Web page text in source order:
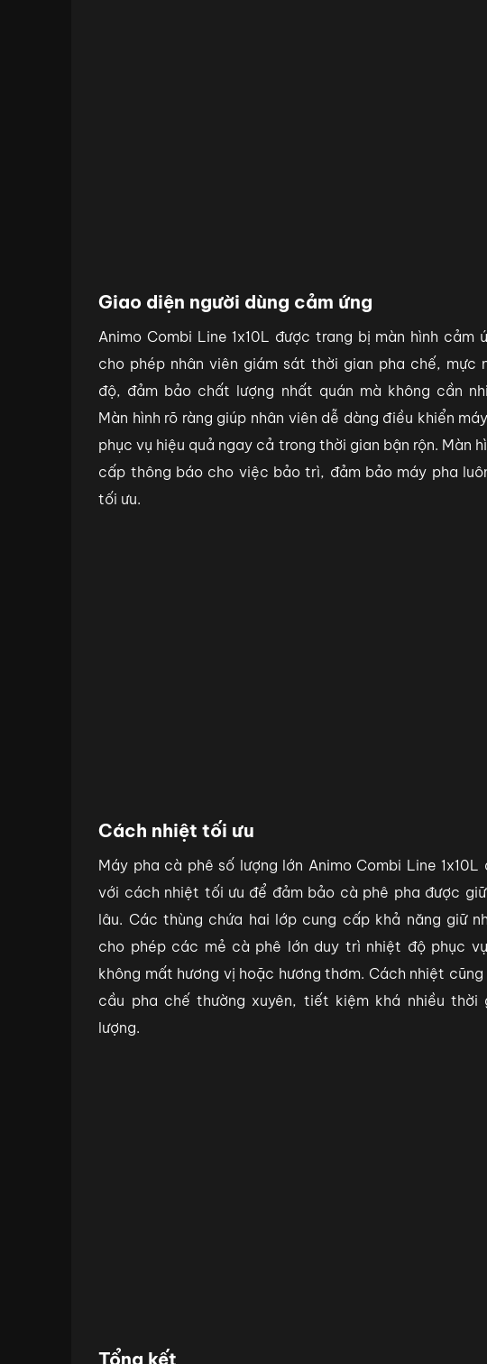
Giao diện người dùng cảm ứng
Animo Combi Line 1x10L được trang bị màn hình cảm
cho phép nhân viên giám sát thời gian pha chế, mực
độ, đảm bảo chất lượng nhất quán mà không cần
Màn hình rõ ràng giúp nhân viên dễ dàng điều khiển
phục vụ hiệu quả ngay cả trong thời gian bận rộn. Màn
cấp thông báo cho việc bảo trì, đảm bảo máy pha
tối ưu.
Cách nhiệt tối ưu
Máy pha cà phê số lượng lớn Animo Combi Line
với cách nhiệt tối ưu để đảm bảo cà phê pha được
lâu. Các thùng chứa hai lớp cung cấp khả năng giữ
cho phép các mẻ cà phê lớn duy trì nhiệt độ phục
không mất hương vị hoặc hương thơm. Cách nhiệt cũng
cầu pha chế thường xuyên, tiết kiệm khá nhiều thời
lượng.
Tổng kết